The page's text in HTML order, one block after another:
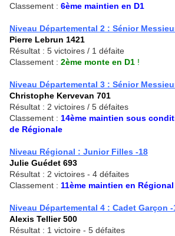
Classement : 6ème maintien en D1
Niveau Départemental 2 : Sénior
Pierre Lebrun 1421
Résultat : 5 victoires / 1 défaite
Classement : 2ème monte en D1 !
Niveau Départemental 3 : Sénior
Christophe Kervevan 701
Résultat : 2 victoires / 5 défaites
Classement : 14ème maintien sous
de Régionale
Niveau Régional : Junior Filles -18
Julie Guédet 693
Résultat : 2 victoires - 4 défaites
Classement : 11ème maintien en Régional
Niveau Départemental 4 : Cadet Garçon -
Alexis Tellier 500
Résultat : 1 victoire - 5 défaites